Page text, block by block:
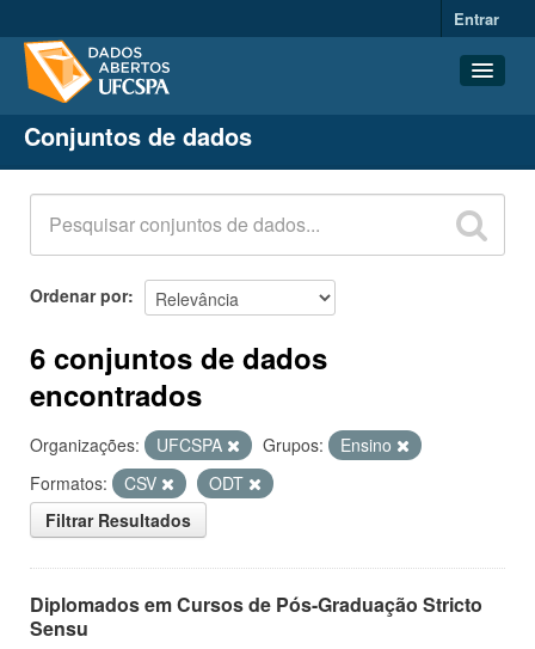
Entrar
Conjuntos de dados
Organizações
Grupos
Sobre
Conjuntos de dados
Ordenar por
6 conjuntos de dados
encontrados
Organizações: UFCSPA Grupos:
Ensino
Formatos:
CSV
ODT
Filtrar Resultados
Diplomados em Cursos de Pós-Graduação Stricto
Sensu